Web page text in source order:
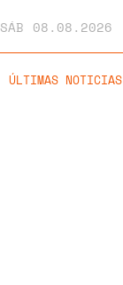
SÁB 08.08.2026
ÚLTIMAS NOTICIAS